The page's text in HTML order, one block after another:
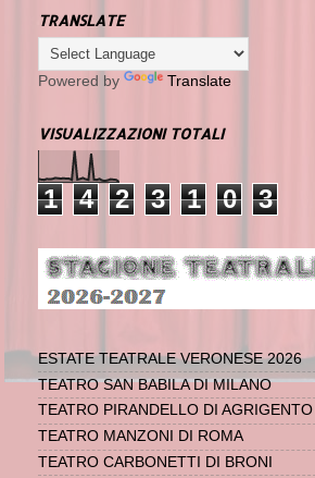
TRANSLATE
Powered by Translate
VISUALIZZAZIONI TOTALI
1 4 2 3 1 0 3
ESTATE TEATRALE VERONESE 2026
TEATRO SAN BABILA DI MILANO
TEATRO PIRANDELLO DI AGRIGENTO
TEATRO MANZONI DI ROMA
TEATRO CARBONETTI DI BRONI